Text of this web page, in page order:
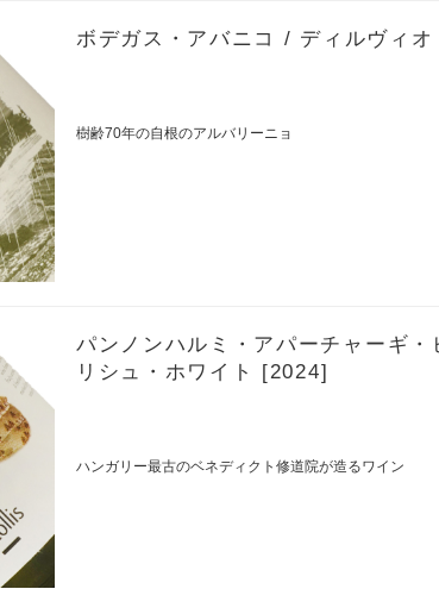
ボデガス・アバニコ / ディルヴィ
樹齢70年の自根のアルバリーニョ
パンノンハルミ・アパーチャーギ
リシュ・ホワイト [2024]
ハンガリー最古のベネディクト修道院が造るワイン